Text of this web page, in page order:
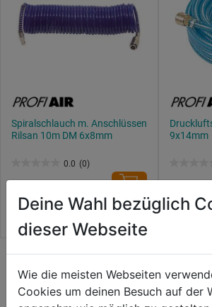
Spiralschlauch m. Anschlüssen
Rilsan 10m DM 6x8mm
0.0 (0)
Sternen.
43,99€
9x14mm
5
WEITERE PRODUKTE AUS
Deine Wahl bezüglich
dieser Webseite
Wie die meisten Webseiten
Cookies um deinen Besuch auf der